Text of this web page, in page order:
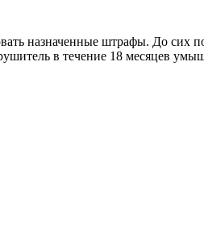
назначенные штрафы. До сих
в течение 18 месяцев